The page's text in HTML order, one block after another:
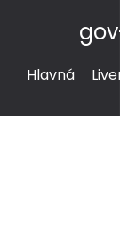
Hlavná